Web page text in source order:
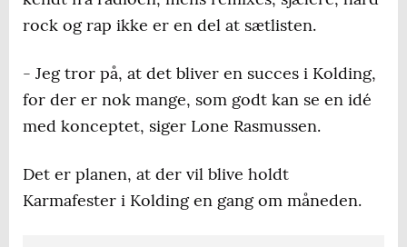
rock og rap ikke er en del at sætlisten.
- Jeg tror på, at det bliver en succes i Kolding,
for der er nok mange, som godt kan se en idé
med konceptet, siger Lone Rasmussen.
Det er planen, at der vil blive holdt
Karmafester i Kolding en gang om måneden.